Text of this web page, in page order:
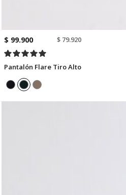
$ 99.900 $ 79.920
Pantalón Flare Tiro Alto